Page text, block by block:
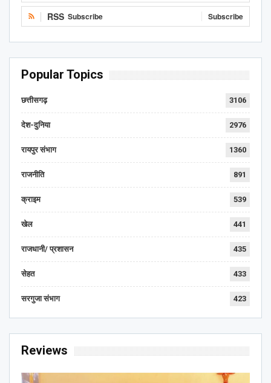
RSS Subscribe Subscribe
Popular Topics
छत्तीसगढ़ 3106
देश-दुनिया 2976
रायपुर संभाग 1360
राजनीति 891
क्राइम 539
खेल 441
राजधानी/ प्रशासन 435
सेहत 433
सरगुजा संभाग 423
Reviews